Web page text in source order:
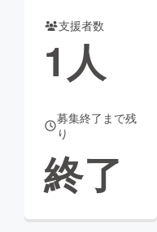
CAMPFIRE Creation
コミュニティ
支援者数
1人
募集終了まで残
り
終了